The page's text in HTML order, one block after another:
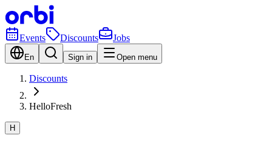
Events Discounts Jobs
En Sign in Open menu
Discounts
HelloFresh
H